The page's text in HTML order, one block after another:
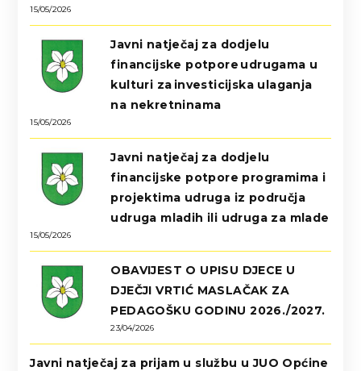
15/05/2026
Javni natječaj za dodjelu
financijske potpore udrugama u
kulturi za investicijska ulaganja
na nekretninama
15/05/2026
Javni natječaj za dodjelu
financijske potpore programima i
projektima udruga iz područja
udruga mladih ili udruga za mlade
15/05/2026
OBAVIJEST O UPISU DJECE U
DJEČJI VRTIĆ MASLAČAK ZA
PEDAGOŠKU GODINU 2026./2027.
23/04/2026
Javni natječaj za prijam u službu u JUO Općine